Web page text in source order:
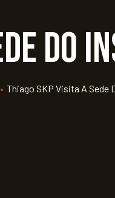
do
• Thiago SKP Visita A Sede